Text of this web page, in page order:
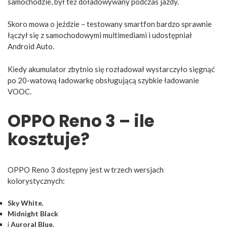
Skoro mowa o jeździe – testowany smartfon bardzo sprawnie
łączył się z samochodowymi multimediami i udostępniał
Android Auto.
Kiedy akumulator zbytnio się rozładował wystarczyło sięgnąć
po 20-watową ładowarkę obsługującą szybkie ładowanie
VOOC.
OPPO Reno 3 – ile
kosztuje?
OPPO Reno 3 dostępny jest w trzech wersjach
kolorystycznych:
Sky White,
Midnight Black
iAuroral Blue.